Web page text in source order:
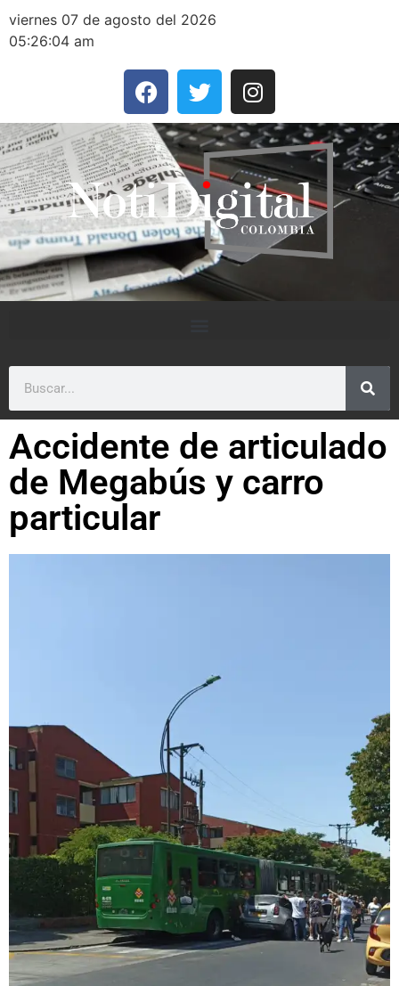
viernes 07 de agosto del 2026
05:26:04 am
Accidente de articulado
de Megabús y carro
particular